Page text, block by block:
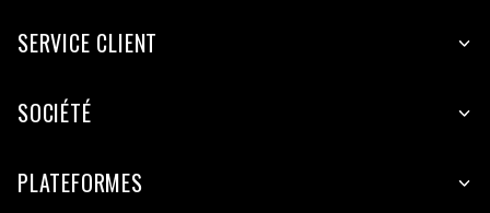
SERVICE CLIENT
SOCIÉTÉ
PLATEFORMES